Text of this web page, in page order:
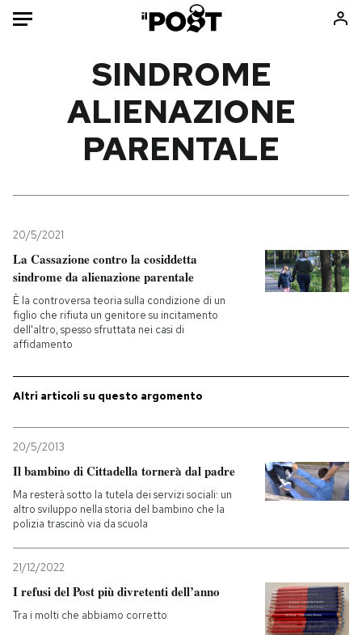
Mondo
Internet
Scienza
Cultura
Economia
Sport
Moda
Libri
Altrecose
Mondiali calcio 2026
PODCAST
NEWSLETTER
I MIEI PREFERITI
CALENDARIO
SINDROME
ALIENAZIONE
PARENTALE
20/5/2021
La Cassazione contro la cosiddetta
sindrome da alienazione parentale
È la controversa teoria sulla condizione di un
figlio che rifiuta un genitore su incitamento
dell'altro, spesso sfruttata nei casi di
affidamento
Altri articoli su questo argomento
20/5/2013
Il bambino di Cittadella tornerà dal padre
Ma resterà sotto la tutela dei servizi sociali: un
altro sviluppo nella storia del bambino che la
polizia trascinò via da scuola
21/12/2022
I refusi del Post più divretenti dell’anno
Tra i molti che abbiamo corretto